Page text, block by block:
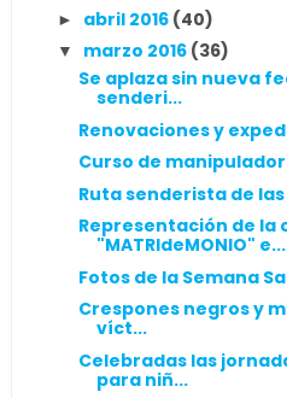
► abril 2016 (40)
▼ marzo 2016 (36)
Se aplaza sin nueva
senderi...
Renovaciones y
Curso de
Ruta senderista de
Representación de
"MATRIdeMONIO" e...
Fotos de la Semana
Crespones negros y
víct...
Celebradas las
para niñ...